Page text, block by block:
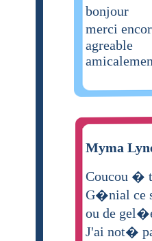
bonjour
merci
agreable
Myma
Coucou �
G�nial ce
ou de
J'ai not�